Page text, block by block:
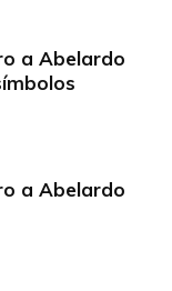
a Abelardo
a Abelardo